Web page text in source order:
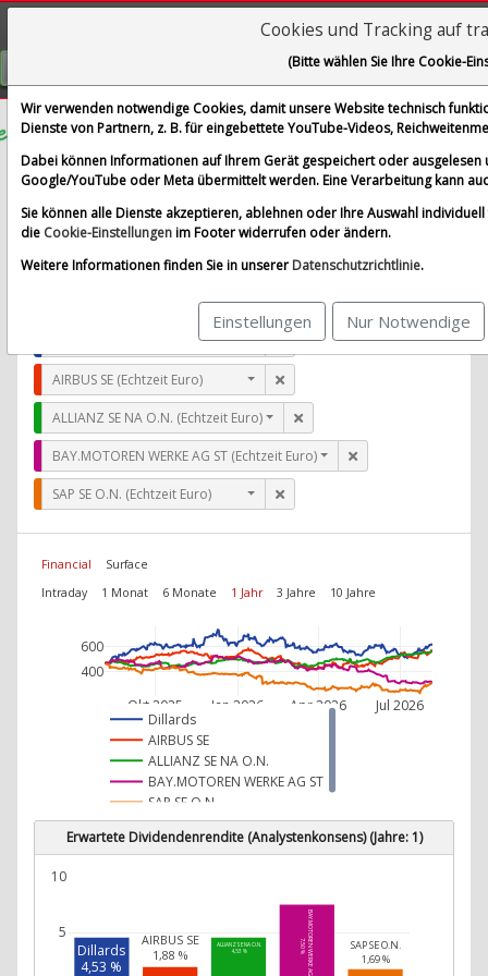
Dillards
im Vergleich mit AIRBUS SE, ALLIANZ SE NA O.N.,
Alle Aktien entfernen
Standard-Vergleich
AIRBUS SE (Echtzeit Euro)
ALLIANZ SE NA O.N. (Echtzeit Euro)
BAY.MOTOREN WERKE AG ST (Echtzeit Euro)
SAP SE O.N. (Echtzeit Euro)
Financial
Surface
Intraday
1 Monat 6 Monate 1 Jahr 3 Jahre 10 Jahre
Okt 2025 Jan 2026 Apr 2026 Jul 2026
400
600
Dillards
AIRBUS SE
ALLIANZ SE NA O.N.
BAY.MOTOREN WERKE AG ST
SAP SE O.N.
Erwartete Dividendenrendite (Analystenkonsens) (Jahre: 1)
Dillards
4,53 %
AIRBUS SE
1,88 %
ALLIANZ SE NA O.N.
4,53 % BAY.MOTOREN WERKE AG ST
7,50 % SAP SE O.N.
1,69 %
5
10
Cookies und Tracking auf
(Bitte wählen Sie Ihre Cookie-
Wir verwenden notwendige Cookies, damit unsere Website technisch
Dienste von Partnern, z. B. für eingebettete YouTube-Videos,
Dabei können Informationen auf Ihrem Gerät gespeichert oder
Google/YouTube oder Meta übermittelt werden. Eine Verarbeitung kann
Sie können alle Dienste akzeptieren, ablehnen oder Ihre Auswahl
die Cookie-Einstellungenim Footer widerrufen oder ändern.
Weitere Informationen finden Sie in unserer Datenschutzrichtlinie.
Einstellungen Nur Notwendige